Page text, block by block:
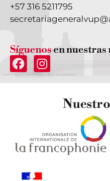
+57 316 5211795
Síguenosen nuestras